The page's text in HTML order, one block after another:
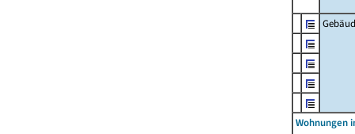
Wohnungen